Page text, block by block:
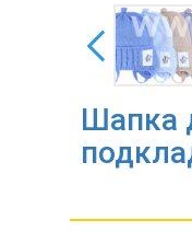
Шапка